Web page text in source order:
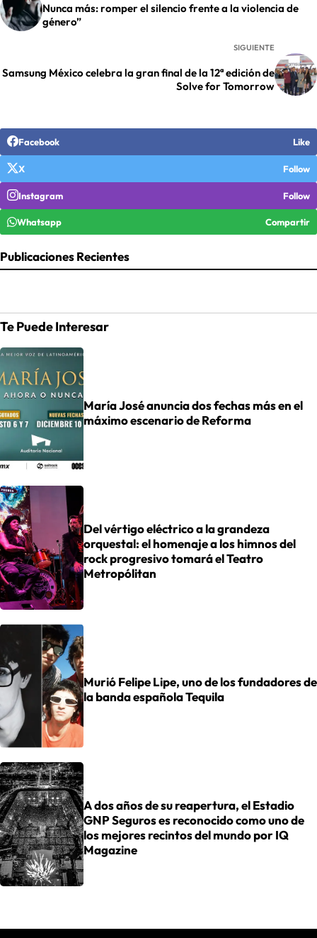
Nunca más: romper el silencio frente a la violencia de
género”
SIGUIENTE
Samsung México celebra la gran final de la 12ª edición de
Solve for Tomorrow
Facebook Like
X Follow
Instagram Follow
Whatsapp Compartir
Publicaciones Recientes
Te Puede Interesar
María José anuncia dos fechas más en el
máximo escenario de Reforma
Del vértigo eléctrico a la grandeza
orquestal: el homenaje a los himnos del
rock progresivo tomará el Teatro
Metropólitan
Murió Felipe Lipe, uno de los fundadores de
la banda española Tequila
A dos años de su reapertura, el Estadio
GNP Seguros es reconocido como uno de
los mejores recintos del mundo por IQ
Magazine